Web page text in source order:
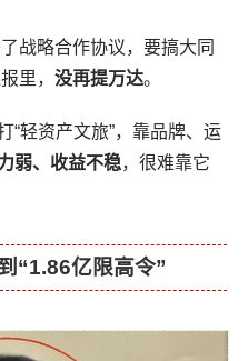
战略合作协议，要搞大同
里，没再提万达。
“轻资产文旅”，靠品牌、运
弱、收益不稳，很难靠它
“1.86亿限高令”